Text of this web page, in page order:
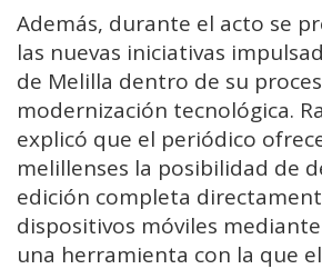
Además, durante el acto se
las nuevas iniciativas
de Melilla dentro de su
modernización tecnológica.
explicó que el periódico
melillenses la posibilidad de
edición completa
dispositivos móviles
una herramienta con la que